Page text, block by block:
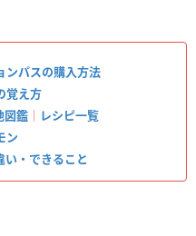
ンパスの購入方法
覚え方
図鑑 ｜ レシピ一覧
ン
い・できること